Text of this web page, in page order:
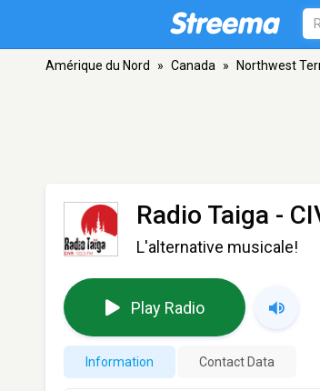
Amérique du Nord » Canada » Northwest
Radio Taiga -
L'alternative musicale!
Play Radio
Information Contact Data